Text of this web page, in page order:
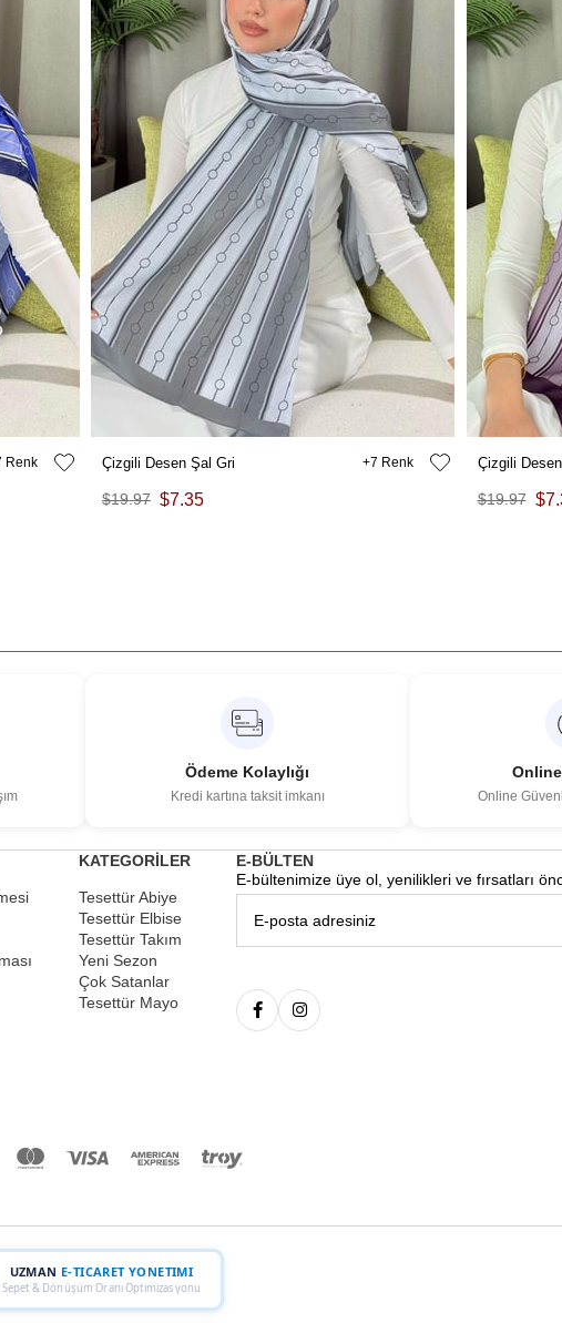
Çizgili Desen Şal Gri
$7.35
$19.97
7 Çizgili
$19.97
Ödeme Kolaylığı
Kredi kartına taksit imkanı Online
KATEGORİLER
Tesettür Abiye
Tesettür Elbise
Tesettür Takım
Yeni Sezon
Çok Satanlar
Tesettür Mayo
E-BÜLTEN
E-bültenimize üye ol, yenilikleri ve fırsatları
UZMAN E-TICARET YONETIMI
Sepet & Dönüşüm Oranı Optimizasyonu